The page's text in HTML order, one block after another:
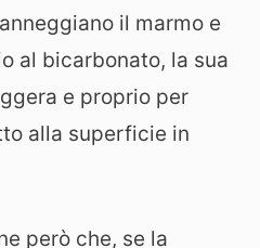
il marmo e
al bicarbonato, la sua
e proprio per
alla superficie in
però che, se la